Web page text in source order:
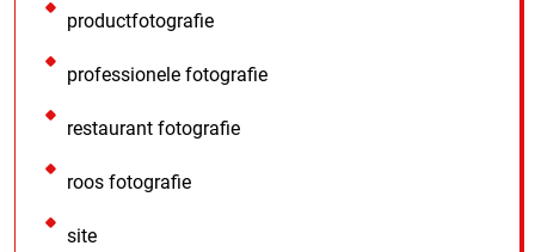
productfotografie
professionele fotografie
restaurant fotografie
roos fotografie
site